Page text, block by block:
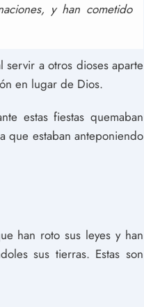
y han cometido
servir a otros dioses aparte
en lugar de Dios.
estas fiestas quemaban
que estaban anteponiendo
han roto sus leyes y han
sus tierras. Estas son